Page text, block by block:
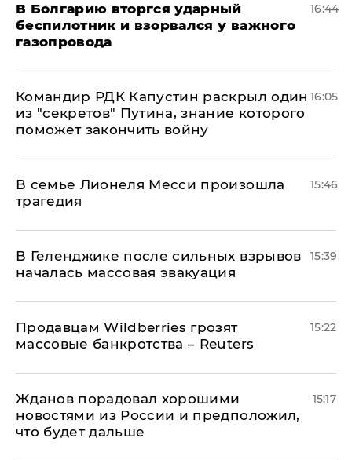
В Болгарию вторгся ударный
беспилотник и взорвался у важного
газопровода
16:44
Командир РДК Капустин раскрыл один
из "секретов" Путина, знание которого
поможет закончить войну
16:05
В семье Лионеля Месси произошла
трагедия
15:46
В Геленджике после сильных взрывов
началась массовая эвакуация
15:39
Продавцам Wildberries грозят
массовые банкротства – Reuters
15:22
Жданов порадовал хорошими
новостями из России и предположил,
что будет дальше
15:17